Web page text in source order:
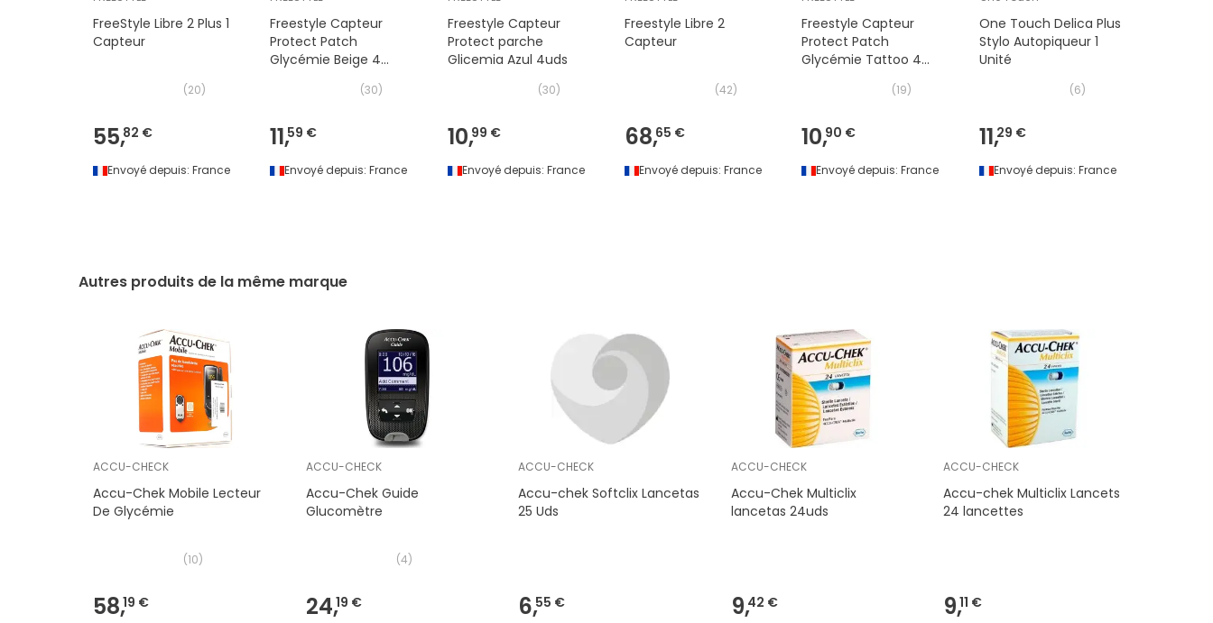
FreeStyle Libre 2 Plus 1
Capteur
(20)
55,82 €
Envoyé depuis: France
Freestyle Capteur
Protect Patch
Glycémie Beige 4
(30)
11,59 €
Envoyé depuis: France
Freestyle Capteur
Protect parche
Glicemia Azul 4uds
(30)
10,99 €
Envoyé depuis: France
Freestyle Libre 2
Capteur
(42)
68,65 €
Envoyé depuis: France
Freestyle Capteur
Protect Patch
Glycémie Tattoo 4
(19)
10,90 €
Envoyé depuis: France
One Touch Delica Plus
Stylo Autopiqueur 1
Unité
(6)
11,29 €
Envoyé depuis: France
Autres produits de la même marque
ACCU-CHECK
Accu-Chek Mobile Lecteur
De Glycémie
(10)
58,19 €
ACCU-CHECK
Accu-Chek Guide
Glucomètre
(4)
24,19 €
ACCU-CHECK
Accu-chek Softclix Lancetas
25 Uds
6,55 €
ACCU-CHECK
Accu-Chek Multiclix
lancetas 24uds
9,42 €
ACCU-CHECK
Accu-chek Multiclix Lancets
24 lancettes
9,11 €